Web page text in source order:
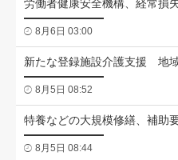
労働者健康安全機構、経常損
8月6日 03:00
新たな登録施設介護支援 地
8月5日 08:52
特養などの大規模修繕、補助
8月5日 08:44